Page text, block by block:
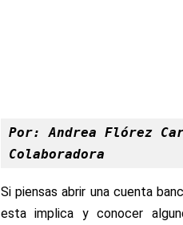
Por: Andrea Flórez
Colaboradora
Si piensas abrir una cuenta
esta implica y conocer